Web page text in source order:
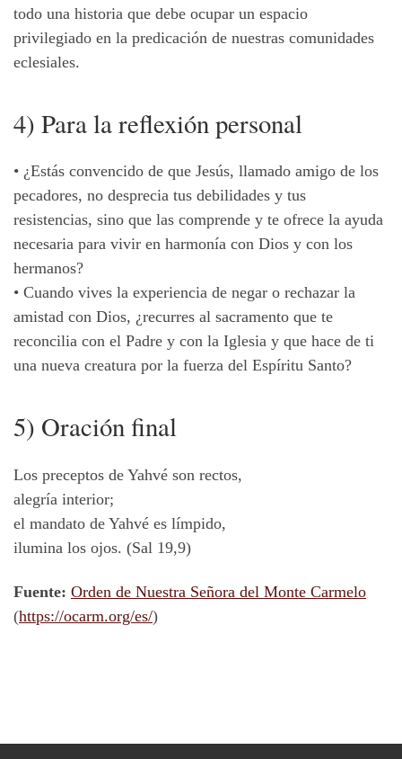
todo una historia que debe ocupar un espacio
privilegiado en la predicación de nuestras comunidades
eclesiales.
4) Para la reflexión personal
• ¿Estás convencido de que Jesús, llamado amigo de los
pecadores, no desprecia tus debilidades y tus
resistencias, sino que las comprende y te ofrece la ayuda
necesaria para vivir en harmonía con Dios y con los
hermanos?
• Cuando vives la experiencia de negar o rechazar la
amistad con Dios, ¿recurres al sacramento que te
reconcilia con el Padre y con la Iglesia y que hace de ti
una nueva creatura por la fuerza del Espíritu Santo?
5) Oración final
Los preceptos de Yahvé son rectos,
alegría interior;
el mandato de Yahvé es límpido,
ilumina los ojos. (Sal 19,9)
Fuente: Orden de Nuestra Señora del Monte Carmelo
(https://ocarm.org/es/)